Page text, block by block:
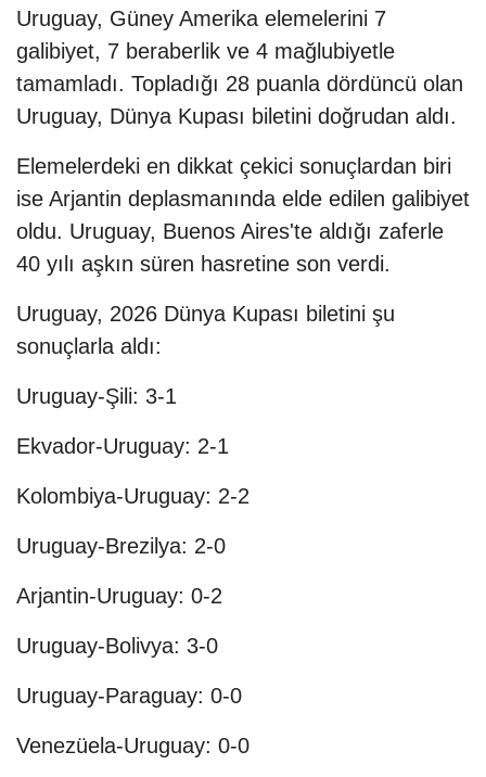
Uruguay, Güney Amerika elemelerini 7
galibiyet, 7 beraberlik ve 4 mağlubiyetle
tamamladı. Topladığı 28 puanla dördüncü olan
Uruguay, Dünya Kupası biletini doğrudan aldı.
Elemelerdeki en dikkat çekici sonuçlardan biri
ise Arjantin deplasmanında elde edilen galibiyet
oldu. Uruguay, Buenos Aires'te aldığı zaferle
40 yılı aşkın süren hasretine son verdi.
Uruguay, 2026 Dünya Kupası biletini şu
sonuçlarla aldı:
Uruguay-Şili: 3-1
Ekvador-Uruguay: 2-1
Kolombiya-Uruguay: 2-2
Uruguay-Brezilya: 2-0
Arjantin-Uruguay: 0-2
Uruguay-Bolivya: 3-0
Uruguay-Paraguay: 0-0
Venezüela-Uruguay: 0-0